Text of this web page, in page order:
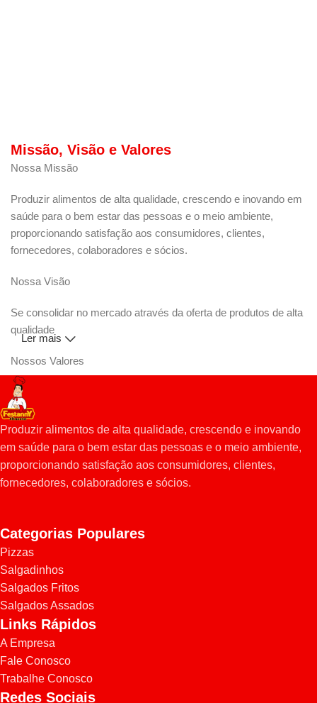
Missão, Visão e Valores
Nossa Missão
Produzir alimentos de alta qualidade, crescendo e inovando em
saúde para o bem estar das pessoas e o meio ambiente,
proporcionando satisfação aos consumidores, clientes,
fornecedores, colaboradores e sócios.
Nossa Visão
Se consolidar no mercado através da oferta de produtos de alta
qualidade
Nossos Valores
- Ética
- Alta Qualidade
- Criatividade e Inovação
- Comprometimento da equipe
Ler mais
Produzir alimentos de alta qualidade, crescendo e inovando
em saúde para o bem estar das pessoas e o meio ambiente,
proporcionando satisfação aos consumidores, clientes,
fornecedores, colaboradores e sócios.
Categorias Populares
Pizzas
Salgadinhos
Salgados Fritos
Salgados Assados
Links Rápidos
A Empresa
Fale Conosco
Trabalhe Conosco
Redes Sociais